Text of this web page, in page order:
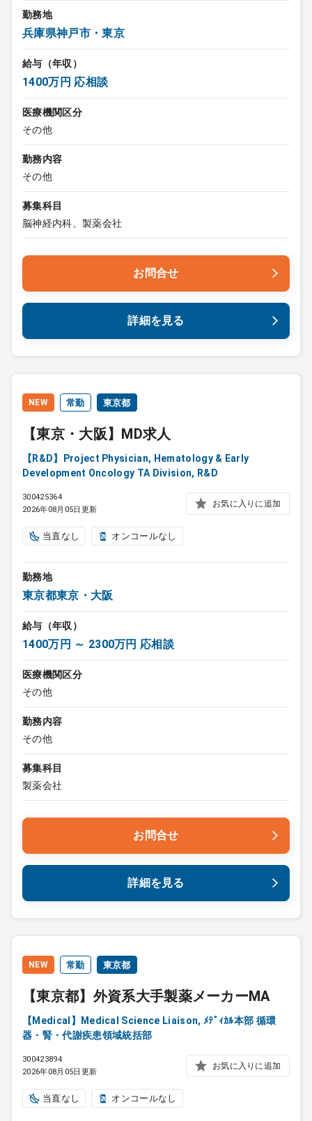
勤務地
兵庫県神戸市・東京
給与（年収）
1400万円 応相談
医療機関区分
その他
勤務内容
その他
募集科目
脳神経内科、製薬会社
お問合せ
詳細を見る
NEW 常勤 東京都
【東京・大阪】MD求人
【R&D】Project Physician, Hematology & Early
Development Oncology TA Division, R&D
300425364
2026年08月05日更新
お気に入りに追加
当直なし オンコールなし
勤務地
東京都東京・大阪
給与（年収）
1400万円 ～ 2300万円 応相談
医療機関区分
その他
勤務内容
その他
募集科目
製薬会社
お問合せ
詳細を見る
NEW 常勤 東京都
【東京都】外資系大手製薬メーカーMA
【Medical】Medical Science Liaison, ﾒﾃﾞｨｶﾙ本部 循環
器・腎・代謝疾患領域統括部
300423894
2026年08月05日更新
お気に入りに追加
当直なし オンコールなし